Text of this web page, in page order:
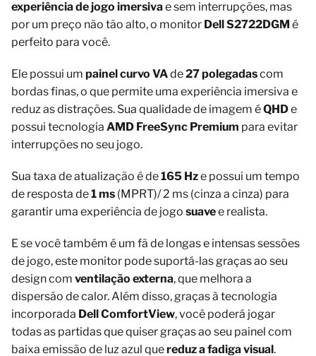
experiência de jogo imersivae sem interrupções, mas
por um preço não tão alto, o monitor Dell S2722DGM é
perfeito para você.
Ele possui um painel curvo VAde27 polegadascom
bordas finas, o que permite uma experiência imersiva e
reduz as distrações. Sua qualidade de imagem éQHDe
possui tecnologia AMD FreeSync Premium para evitar
interrupções no seu jogo.
Sua taxa de atualização é de165 Hze possui um tempo
de resposta de1 ms (MPRT)/ 2 ms (cinza a cinza) para
garantir uma experiência de jogo suavee realista.
E se você também é um fã de longas e intensas sessões
de jogo, este monitor pode suportá-las graças ao seu
design com ventilação externa, que melhora a
dispersão de calor. Além disso, graças à tecnologia
incorporada Dell ComfortView, você poderá jogar
todas as partidas que quiser graças ao seu painel com
baixa emissão de luz azul quereduz a fadiga visual.